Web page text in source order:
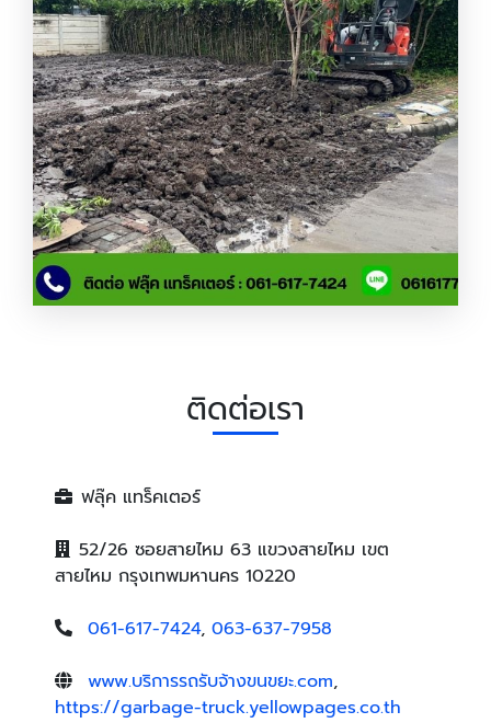
ถมดินกรุงเทพ_0ติดต่อเรา
ฟลุ๊ค แทร็คเตอร์
52/26 ซอยสายไหม 63 แขวงสายไหม เขต
สายไหม กรุงเทพมหานคร 10220
061-617-7424, 063-637-7958
www.บริการรถรับจ้างขนขยะ.com,
https://garbage-truck.yellowpages.co.th